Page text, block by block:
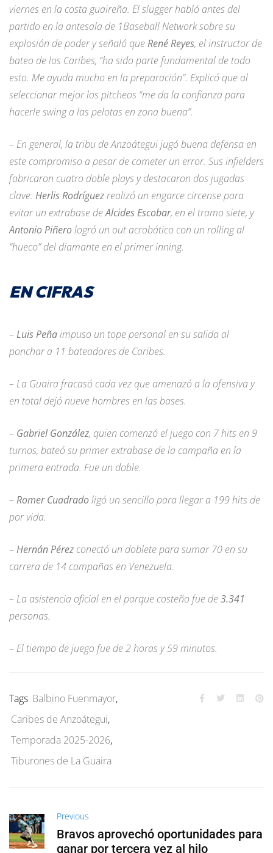
viernes en la costa guaireña. El slugger habló antes del
partido en la antesala de 1Baseball Network sobre su
explosión de poder y señaló queRené Reyes, el instructor de
bateo de los Caribes, “ha sido parte fundamental de todo
esto. Me ayuda mucho en la preparación”. Explicó que al
seleccionar mejor los pitcheos “me da la confianza para
hacerle swing a las pelotas en zona buena”.
– En general, la tribu de Anzoátegui jugó buena defensa en
este compromiso a pesar de cometer un error. Sus infielders
fabricaron cuatro doble plays y destacaron dos jugadas
clave: Herlis Rodríguezrealizó un engarce circense para
evitar un extrabase deAlcides Escobar, en el tramo siete, y
Antonio Piñerologró un out acrobático con un rolling al
“hueco” del diamante en el primer inning.
EN CIFRAS
– Luis Peñaimpuso un tope personal en su salida al
ponchar a 11 bateadores de Caribes.
– La Guaira fracasó cada vez que amenazó a la ofensiva y
en total dejó nueve hombres en las bases.
– Gabriel González, quien comenzó el juego con 7 hits en 9
turnos, bateó su primer extrabase de la campaña en la
primera entrada. Fue un doble.
– Romer Cuadradoligó un sencillo para llegar a 199 hits de
por vida.
– Hernán Pérez conectó un doblete para sumar 70 en su
carrera de 14 campañas en Venezuela.
– La asistencia oficial en el parque costeño fue de3.341
personas.
– El tiempo de juego fue de 2 horas y 59 minutos.
Tags Balbino Fuenmayor,
Caribes de Anzoátegui,
Temporada 2025-2026,
Tiburones de La Guaira
Previous
Bravos aprovechó oportunidades para
ganar por tercera vez al hilo